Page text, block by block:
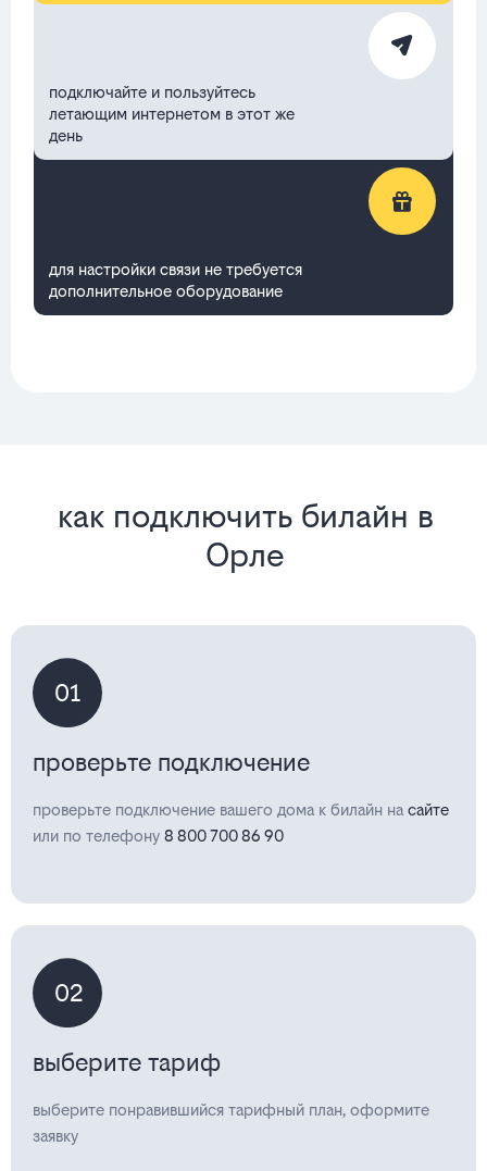
подключайте и пользуйтесь
летающим интернетом в этот же
день
для настройки связи не требуется
дополнительное оборудование
как подключить билайн в
Орле
01
проверьте подключение
проверьте подключение вашего дома к билайн на сайте
или по телефону 8 800 700 86 90
02
выберите тариф
выберите понравившийся тарифный план, оформите
заявку